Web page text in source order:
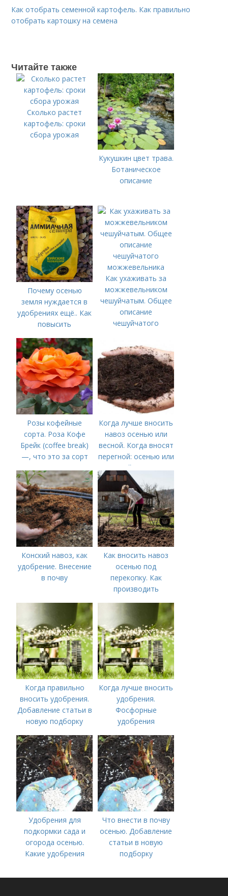
Как отобрать семенной картофель. Как правильно
отобрать картошку на семена
Читайте также
Сколько растет
картофель: сроки
сбора урожая
Кукушкин цвет трава.
Ботаническое
описание
Почему осенью
земля нуждается в
удобрениях ещё.. Как
повысить
осенью
Как ухаживать за
можжевельником
чешуйчатым. Общее
описание
чешуйчатого
Розы кофейные
сорта. Роза Кофе
Брейк (coffee break)
—, что это за сорт
Когда лучше вносить
навоз осенью или
весной. Когда вносят
перегной: осенью или
весной, правила
внесения удобрений
Конский навоз, как
удобрение. Внесение
в почву
Как вносить навоз
осенью под
перекопку. Как
производить
Когда правильно
вносить удобрения.
Добавление статьи в
новую подборку
Когда лучше вносить
удобрения.
Фосфорные
удобрения
Удобрения для
подкормки сада и
огорода осенью.
Какие удобрения
правильно это
Что внести в почву
осенью. Добавление
статьи в новую
подборку